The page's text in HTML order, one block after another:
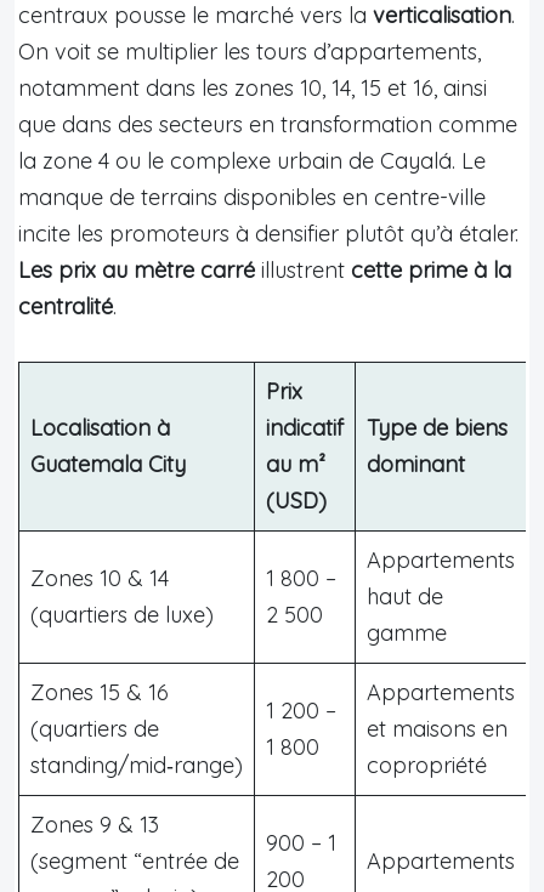
centraux pousse le marché vers la verticalisation.
On voit se multiplier les tours d’appartements,
notamment dans les zones 10, 14, 15 et 16, ainsi
que dans des secteurs en transformation comme
la zone 4 ou le complexe urbain de Cayalá. Le
manque de terrains disponibles en centre-ville
incite les promoteurs à densifier plutôt qu’à étaler.
Les prix au mètre carré illustrent cette prime à la
centralité.
Localisation à
Guatemala City
Prix
indicatif
au m²
(USD)
Type de biens
dominant
Zones 10 & 14
(quartiers de luxe)
1 800 –
2 500
Appartements
haut de
gamme
Zones 15 & 16
(quartiers de
standing/mid‑range)
1 200 –
1 800
Appartements
et maisons en
copropriété
Zones 9 & 13
(segment “entrée de
900 – 1
200
Appartements